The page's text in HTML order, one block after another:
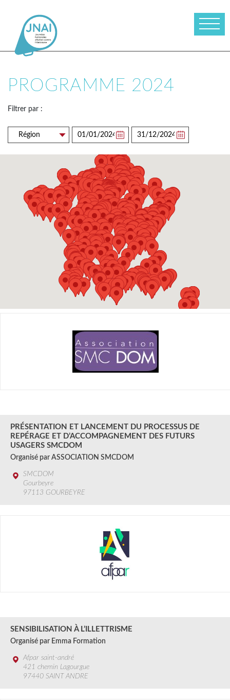
PROGRAMME 2024
Filtrer par :
PRÉSENTATION ET LANCEMENT DU PROCESSUS DE
REPÉRAGE ET D’ACCOMPAGNEMENT DES FUTURS
USAGERS SMCDOM
Organisé par ASSOCIATION SMCDOM
SMCDOM
Gourbeyre
97113 GOURBEYRE
SENSIBILISATION À L’ILLETTRISME
Organisé par Emma Formation
Afpar saint-andré
421 chemin Lagourgue
97440 SAINT ANDRE